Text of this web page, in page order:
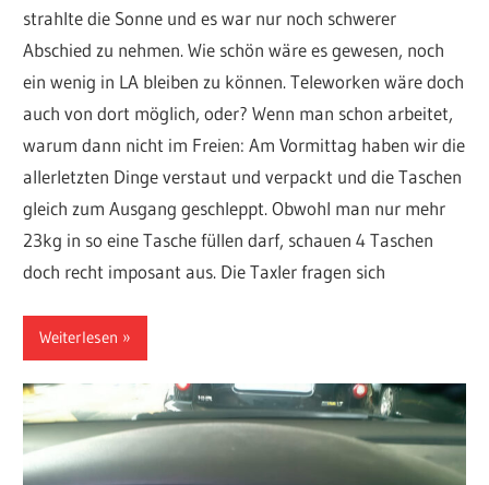
strahlte die Sonne und es war nur noch schwerer
Abschied zu nehmen. Wie schön wäre es gewesen, noch
ein wenig in LA bleiben zu können. Teleworken wäre doch
auch von dort möglich, oder? Wenn man schon arbeitet,
warum dann nicht im Freien: Am Vormittag haben wir die
allerletzten Dinge verstaut und verpackt und die Taschen
gleich zum Ausgang geschleppt. Obwohl man nur mehr
23kg in so eine Tasche füllen darf, schauen 4 Taschen
doch recht imposant aus. Die Taxler fragen sich
Weiterlesen